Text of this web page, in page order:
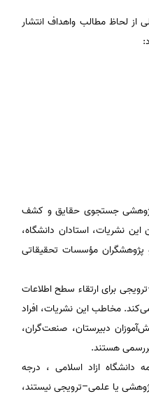
از لحاظ مطالب واهداف انتشار
جستجوی حقایق و کشف
نشریات، استادان دانشگاه،
مؤسسات تحقیقاتی
برای ارتقاء سطح اطلاعات
مخاطب این نشریات، افراد
دبیرستان، صنعت‌گران،
هستند.
دانشگاه ازاد اسلامی ، درجه
یا علمی–ترویجی نیستند،